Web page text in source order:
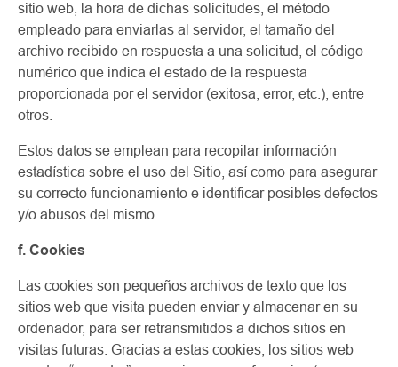
sitio web, la hora de dichas solicitudes, el método
empleado para enviarlas al servidor, el tamaño del
archivo recibido en respuesta a una solicitud, el código
numérico que indica el estado de la respuesta
proporcionada por el servidor (exitosa, error, etc.), entre
otros.
Estos datos se emplean para recopilar información
estadística sobre el uso del Sitio, así como para asegurar
su correcto funcionamiento e identificar posibles defectos
y/o abusos del mismo.
f. Cookies
Las cookies son pequeños archivos de texto que los
sitios web que visita pueden enviar y almacenar en su
ordenador, para ser retransmitidos a dichos sitios en
visitas futuras. Gracias a estas cookies, los sitios web